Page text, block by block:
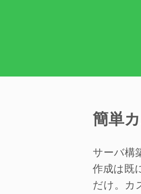
簡単
サーバ構
作成は既
だけ。カ